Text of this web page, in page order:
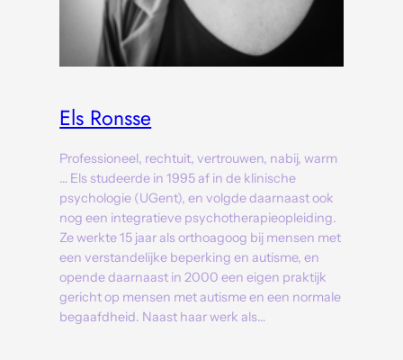
Els Ronsse
Professioneel, rechtuit, vertrouwen, nabij, warm
… Els studeerde in 1995 af in de klinische
psychologie (UGent), en volgde daarnaast ook
nog een integratieve psychotherapieopleiding.
Ze werkte 15 jaar als orthoagoog bij mensen met
een verstandelijke beperking en autisme, en
opende daarnaast in 2000 een eigen praktijk
gericht op mensen met autisme en een normale
begaafdheid. Naast haar werk als…